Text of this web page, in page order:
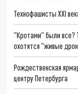
Технофашисты XXI
"Кротами" были все?
охотятся "живые
Рождественская
центру Петербурга